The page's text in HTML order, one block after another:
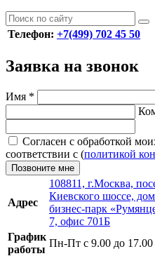
Телефон: +7(499) 702 45 50
Заявка на звонок
Имя *
Согласен с обработкой
соответствии с (политикой
Позвоните мне
Адрес
108811, г.Москва,
Киевского шоссе,
бизнес-парк
7, офис 701Б
График
работы
Пн-Пт с 9.00 до 17.00